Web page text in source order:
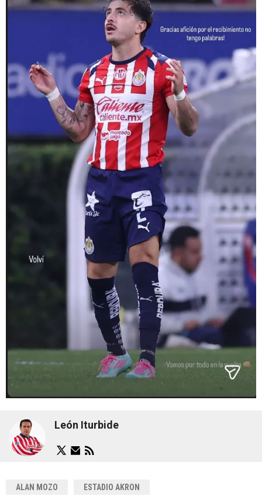
León Iturbide
ALAN MOZO ESTADIO AKRON